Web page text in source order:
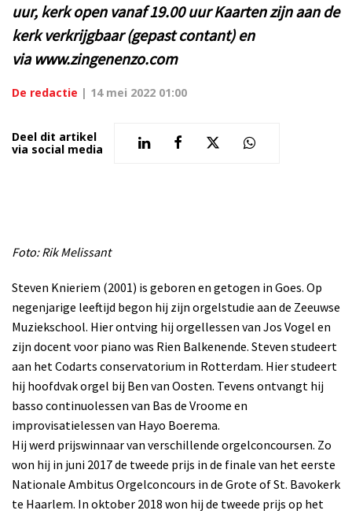
uur, kerk open vanaf 19.00 uur Kaarten zijn aan de
kerk verkrijgbaar (gepast contant) en
via www.zingenenzo.com
De redactie | 14 mei 2022 01:00
Deel dit artikel
via social media
Foto: Rik Melissant
Steven Knieriem (2001) is geboren en getogen in Goes. Op
negenjarige leeftijd begon hij zijn orgelstudie aan de Zeeuwse
Muziekschool. Hier ontving hij orgellessen van Jos Vogel en
zijn docent voor piano was Rien Balkenende. Steven studeert
aan het Codarts conservatorium in Rotterdam. Hier studeert
hij hoofdvak orgel bij Ben van Oosten. Tevens ontvangt hij
basso continuolessen van Bas de Vroome en
improvisatielessen van Hayo Boerema.
Hij werd prijswinnaar van verschillende orgelconcoursen. Zo
won hij in juni 2017 de tweede prijs in de finale van het eerste
Nationale Ambitus Orgelconcours in de Grote of St. Bavokerk
te Haarlem. In oktober 2018 won hij de tweede prijs op het